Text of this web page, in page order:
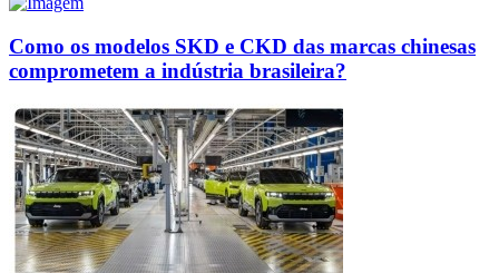
Como os modelos SKD e CKD das marcas chinesas
comprometem a indústria brasileira?